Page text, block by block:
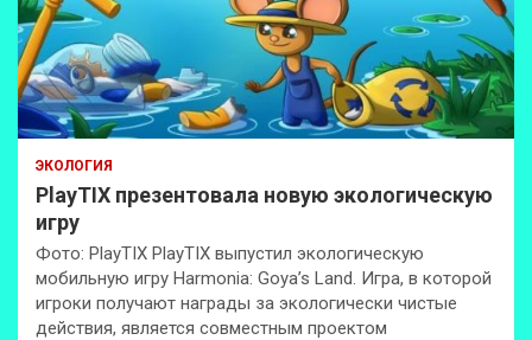
ЭКОЛОГИЯ
PlayTIX презентовала новую экологическую
игру
Фото: PlayTIX PlayTIX выпустил экологическую
мобильную игру Harmonia: Goya’s Land. Игра, в которой
игроки получают награды за экологически чистые
действия, является совместным проектом